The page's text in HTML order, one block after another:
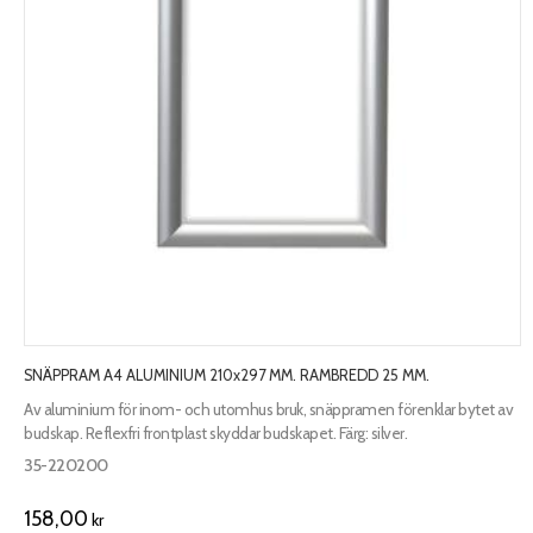
SNÄPPRAM A4 ALUMINIUM 210x297 MM. RAMBREDD 25 MM.
Av aluminium för inom- och utomhus bruk, snäppramen förenklar bytet av
budskap. Reflexfri frontplast skyddar budskapet. Färg: silver.
35-220200
158,00 kr